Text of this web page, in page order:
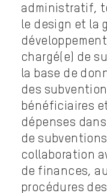
administratif,
le design et la
chargé(e) de
la base de
des
bénéficiaires
dépenses
de
collaboration
de finances,
procédures